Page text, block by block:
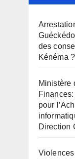
des
Kénéma ?
Ministère
Finances:
pour
Direction